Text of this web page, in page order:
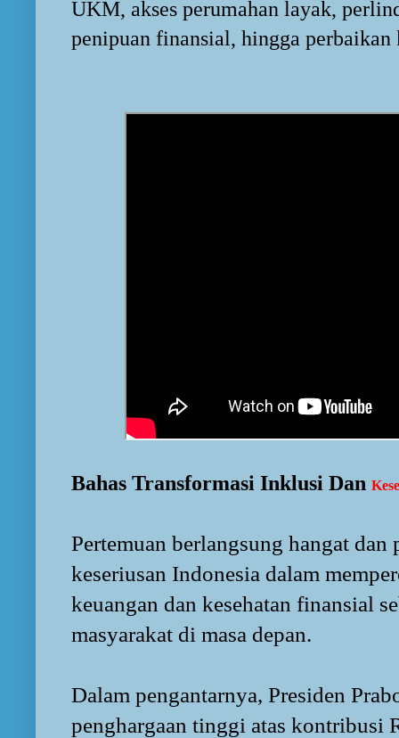
UKM, akses perumahan layak,
penipuan finansial, hingga perbaikan
Bahas Transformasi Inklusi Dan
Pertemuan berlangsung hangat
keseriusan Indonesia dalam
keuangan dan kesehatan finansial
masyarakat di masa depan.
Dalam pengantarnya, Presiden
penghargaan tinggi atas kontribusi